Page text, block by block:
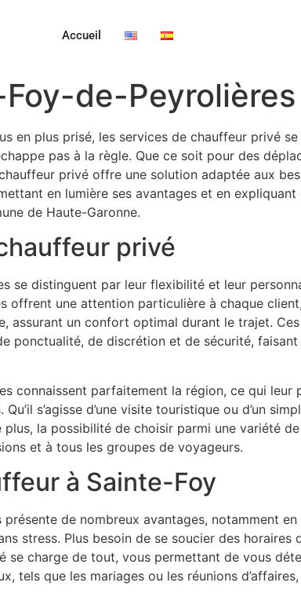
Accueil
de-Peyrolières
en plus prisé, les services de chauffeur privé
pas à la règle. Que ce soit pour des
privé offre une solution adaptée aux
en lumière ses avantages et en
de Haute-Garonne.
privé
se distinguent par leur flexibilité et leur
offrent une attention particulière à chaque
assurant un confort optimal durant le trajet.
ponctualité, de discrétion et de sécurité,
connaissent parfaitement la région, ce qui leur
s’agisse d’une visite touristique ou d’un
la possibilité de choisir parmi une variété de
et à tous les groupes de voyageurs.
à Sainte-Foy
de nombreux avantages, notamment en
stress. Plus besoin de se soucier des
se charge de tout, vous permettant de vous
tels que les mariages ou les réunions